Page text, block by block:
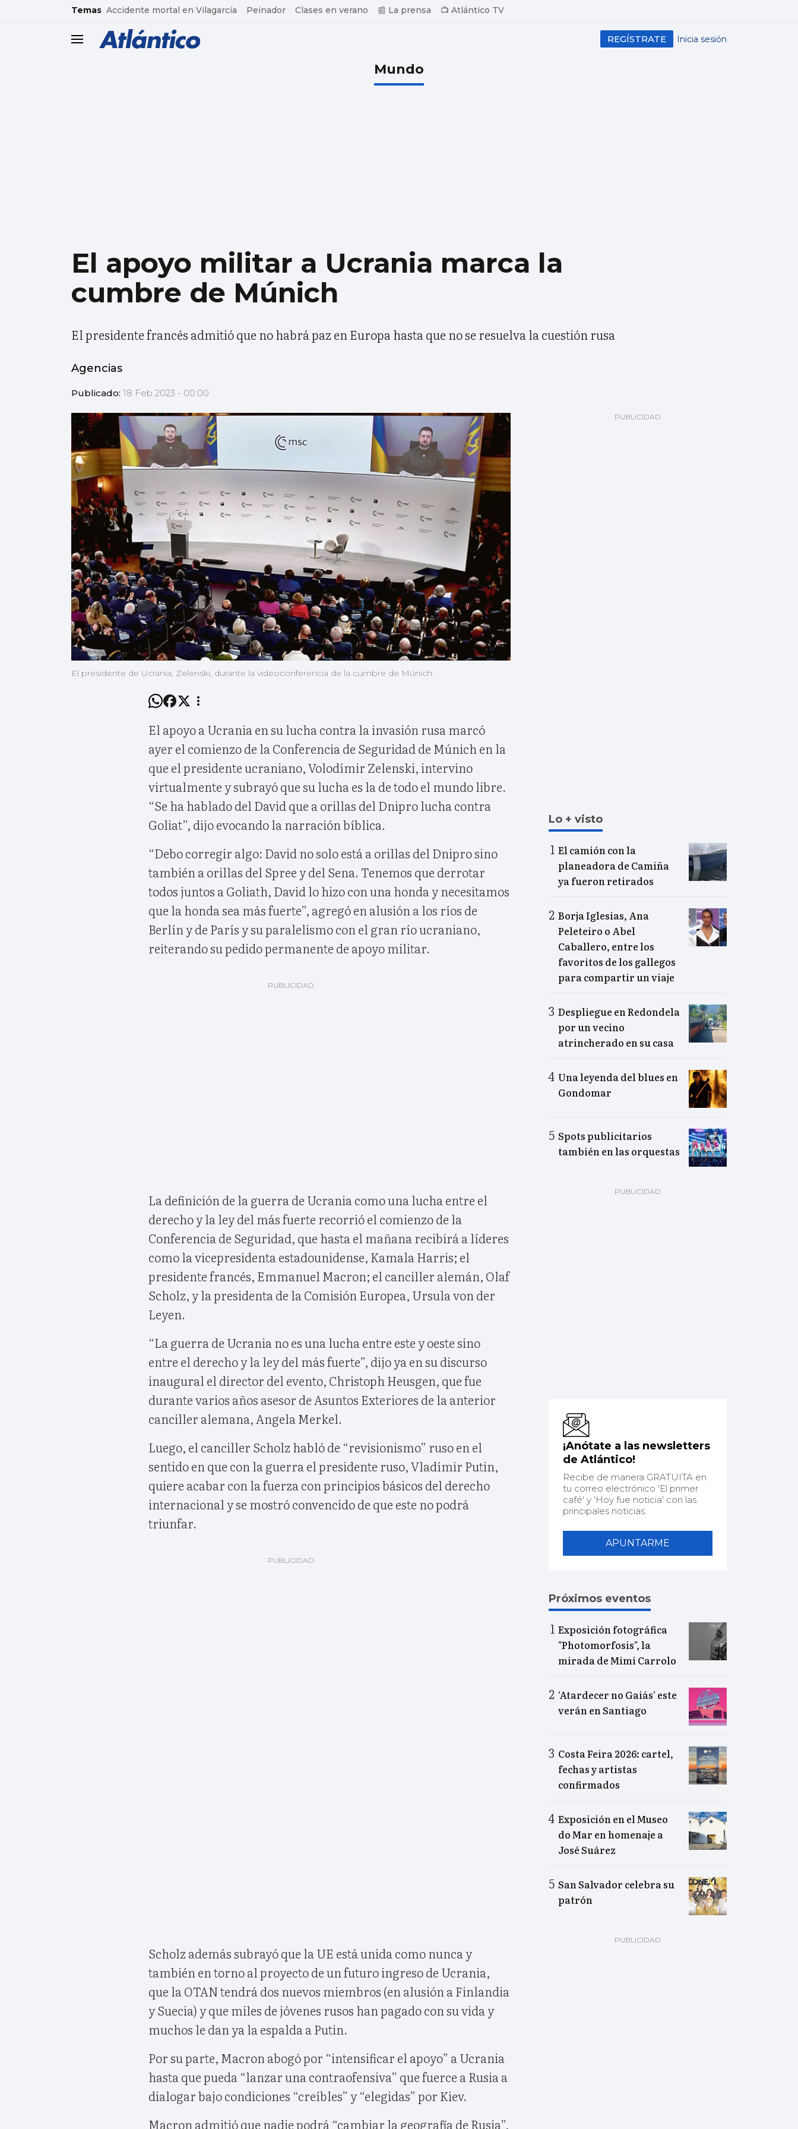
common.go-to-content
Temas Accidente mortal en Vilagarcía Peinador Clases en verano 📰 La prensa 📺 Atlántico TV
header.menu.open Inicia sesión
REGÍSTRATE
Mundo
El apoyo militar a Ucrania marca la
cumbre de Múnich
El presidente francés admitió que no habrá paz en Europa hasta que no se resuelva la cuestión rusa
Agencias
Publicado: 18 Feb 2023 - 00:00
El presidente de Ucrania, Zelenski, durante la videoconferencia de la cumbre de Múnich.
El apoyo a Ucrania en su lucha contra la invasión rusa marcó
ayer el comienzo de la Conferencia de Seguridad de Múnich en la
que el presidente ucraniano, Volodímir Zelenski, intervino
virtualmente y subrayó que su lucha es la de todo el mundo libre.
“Se ha hablado del David que a orillas del Dnipro lucha contra
Goliat”, dijo evocando la narración bíblica.
“Debo corregir algo: David no solo está a orillas del Dnipro sino
también a orillas del Spree y del Sena. Tenemos que derrotar
todos juntos a Goliath, David lo hizo con una honda y necesitamos
que la honda sea más fuerte”, agregó en alusión a los ríos de
Berlín y de París y su paralelismo con el gran río ucraniano,
reiterando su pedido permanente de apoyo militar.
La definición de la guerra de Ucrania como una lucha entre el
derecho y la ley del más fuerte recorrió el comienzo de la
Conferencia de Seguridad, que hasta el mañana recibirá a líderes
como la vicepresidenta estadounidense, Kamala Harris; el
presidente francés, Emmanuel Macron; el canciller alemán, Olaf
Scholz, y la presidenta de la Comisión Europea, Ursula von der
Leyen.
“La guerra de Ucrania no es una lucha entre este y oeste sino
entre el derecho y la ley del más fuerte”, dijo ya en su discurso
inaugural el director del evento, Christoph Heusgen, que fue
durante varios años asesor de Asuntos Exteriores de la anterior
canciller alemana, Angela Merkel.
Luego, el canciller Scholz habló de “revisionismo” ruso en el
sentido en que con la guerra el presidente ruso, Vladímir Putin,
quiere acabar con la fuerza con principios básicos del derecho
internacional y se mostró convencido de que este no podrá
triunfar.
Scholz además subrayó que la UE está unida como nunca y
también en torno al proyecto de un futuro ingreso de Ucrania,
que la OTAN tendrá dos nuevos miembros (en alusión a Finlandia
y Suecia) y que miles de jóvenes rusos han pagado con su vida y
muchos le dan ya la espalda a Putin.
Por su parte, Macron abogó por “intensificar el apoyo” a Ucrania
hasta que pueda “lanzar una contraofensiva” que fuerce a Rusia a
dialogar bajo condiciones “creíbles” y “elegidas” por Kiev.
Macron admitió que nadie podrá “cambiar la geografía de Rusia”,
Lo + visto
El camión con la
planeadora de Camiña
ya fueron retirados
Borja Iglesias, Ana
Peleteiro o Abel
Caballero, entre los
favoritos de los gallegos
para compartir un viaje
Despliegue en Redondela
por un vecino
atrincherado en su casa
Una leyenda del blues en
Gondomar
Spots publicitarios
también en las orquestas
¡Anótate a las newsletters
de Atlántico!
Recibe de manera GRATUITA en
tu correo electrónico 'El primer
café' y 'Hoy fue noticia' con las
principales noticias.
APUNTARME
Próximos eventos
Exposición fotográfica
"Photomorfosis", la
mirada de Mimi Carrolo
‘Atardecer no Gaiás’ este
verán en Santiago
Costa Feira 2026: cartel,
fechas y artistas
confirmados
Exposición en el Museo
do Mar en homenaje a
José Suárez
San Salvador celebra su
patrón